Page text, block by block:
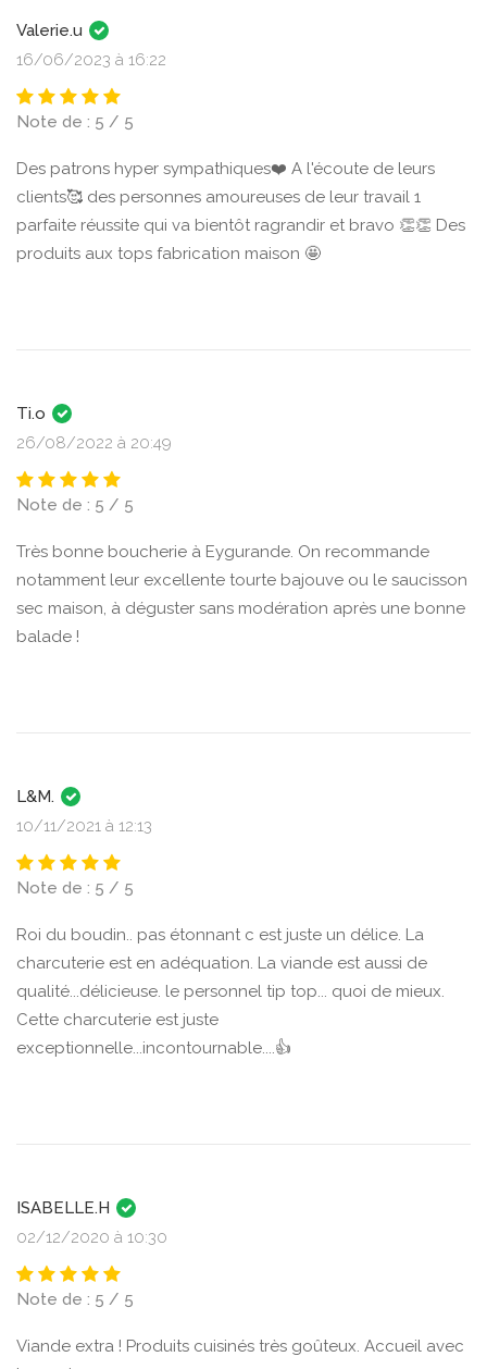
Valerie.u
16/06/2023 à 16:22
Note de : 5 / 5
Des patrons hyper sympathiques❤️ A l'écoute de leurs
clients🥰 des personnes amoureuses de leur travail 1
parfaite réussite qui va bientôt ragrandir et bravo 👏👏 Des
produits aux tops fabrication maison 🤩
Ti.o
26/08/2022 à 20:49
Note de : 5 / 5
Très bonne boucherie à Eygurande. On recommande
notamment leur excellente tourte bajouve ou le saucisson
sec maison, à déguster sans modération après une bonne
balade !
L&M.
10/11/2021 à 12:13
Note de : 5 / 5
Roi du boudin.. pas étonnant c est juste un délice. La
charcuterie est en adéquation. La viande est aussi de
qualité...délicieuse. le personnel tip top... quoi de mieux.
Cette charcuterie est juste
exceptionnelle...incontournable....👍
ISABELLE.H
02/12/2020 à 10:30
Note de : 5 / 5
Viande extra ! Produits cuisinés très goûteux. Accueil avec